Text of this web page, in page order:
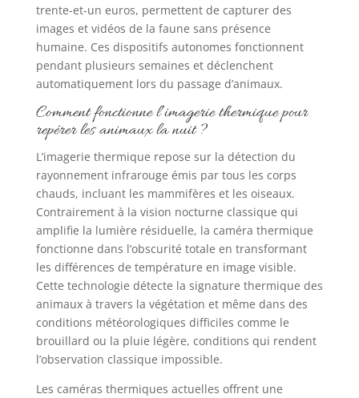
trente-et-un euros, permettent de capturer des
images et vidéos de la faune sans présence
humaine. Ces dispositifs autonomes fonctionnent
pendant plusieurs semaines et déclenchent
automatiquement lors du passage d’animaux.
Comment fonctionne l’imagerie thermique pour
repérer les animaux la nuit ?
L’imagerie thermique repose sur la détection du
rayonnement infrarouge émis par tous les corps
chauds, incluant les mammifères et les oiseaux.
Contrairement à la vision nocturne classique qui
amplifie la lumière résiduelle, la caméra thermique
fonctionne dans l’obscurité totale en transformant
les différences de température en image visible.
Cette technologie détecte la signature thermique des
animaux à travers la végétation et même dans des
conditions météorologiques difficiles comme le
brouillard ou la pluie légère, conditions qui rendent
l’observation classique impossible.
Les caméras thermiques actuelles offrent une